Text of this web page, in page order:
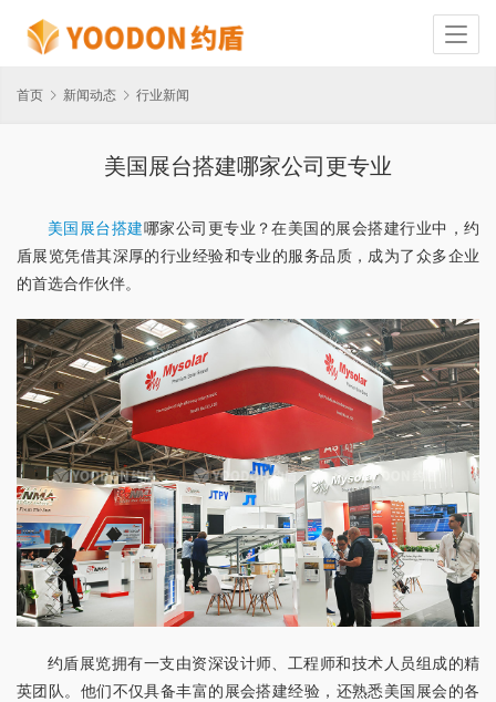
首页 新闻动态 行业新闻
美国展台搭建哪家公司更专业
美国展台搭建哪家公司更专业？在美国的展会搭建行业中，约
盾展览凭借其深厚的行业经验和专业的服务品质，成为了众多企业
的首选合作伙伴。
约盾展览拥有一支由资深设计师、工程师和技术人员组成的精
英团队。他们不仅具备丰富的展会搭建经验，还熟悉美国展会的各